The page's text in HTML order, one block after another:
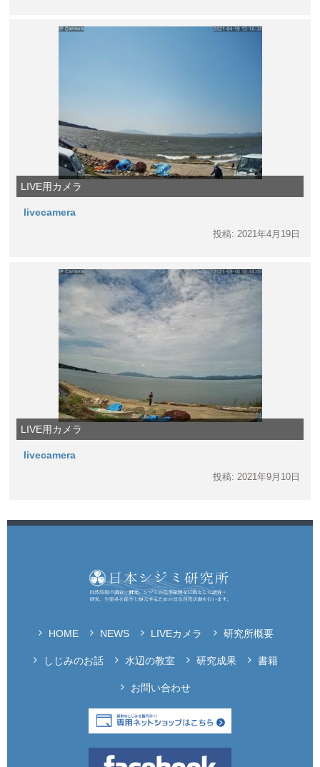
LIVE用カメラ
livecamera
投稿: 2021年4月19日
LIVE用カメラ
livecamera
投稿: 2021年9月10日
HOME NEWS LIVEカメラ 研究所概要
しじみのお話 水辺の教室 研究成果 書籍
お問い合わせ